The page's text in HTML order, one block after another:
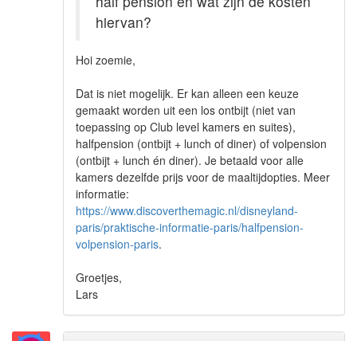
hiervan?
Hoi zoemie,
Dat is niet mogelijk. Er kan alleen een keuze
gemaakt worden uit een los ontbijt (niet van
toepassing op Club level kamers en suites),
halfpension (ontbijt + lunch of diner) of volpension
(ontbijt + lunch én diner). Je betaald voor alle
kamers dezelfde prijs voor de maaltijdopties. Meer
informatie:
https://www.discoverthemagic.nl/disneyland-
paris/praktische-informatie-paris/halfpension-
volpension-paris.
Groetjes,
Lars